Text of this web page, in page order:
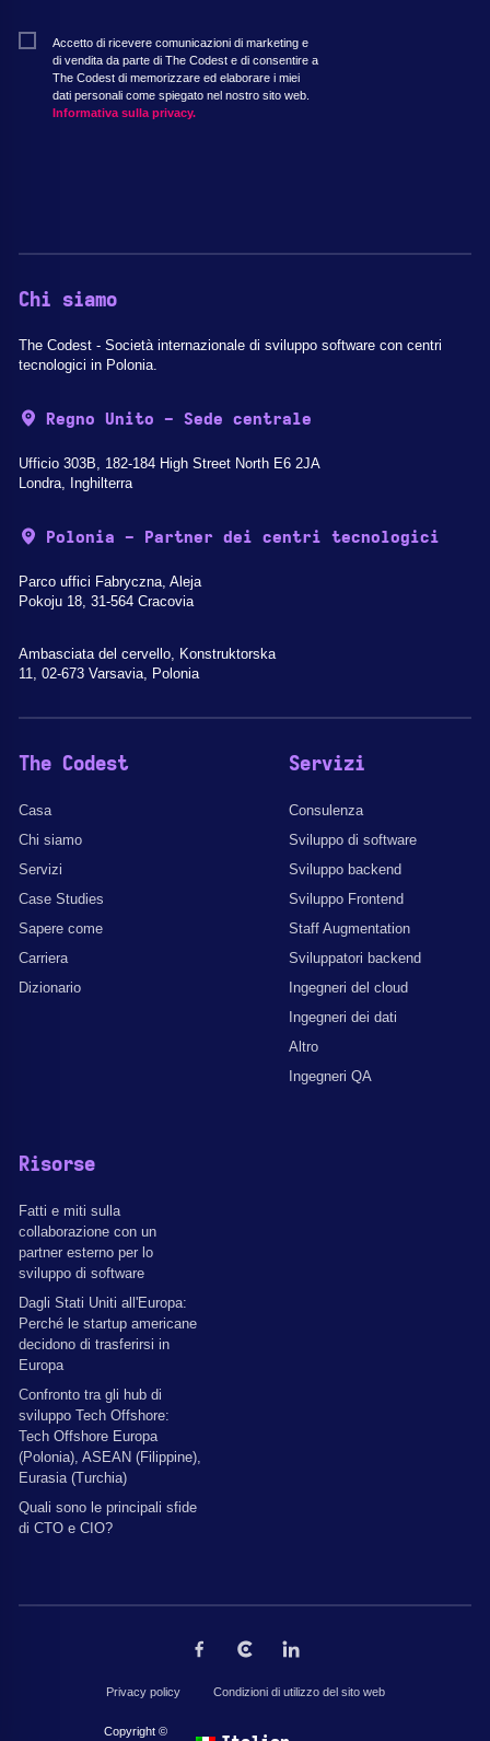
Accetto di ricevere comunicazioni di marketing e
di vendita da parte di The Codest e di consentire a
The Codest di memorizzare ed elaborare i miei
dati personali come spiegato nel nostro sito web.
Informativa sulla privacy.
Chi siamo
The Codest - Società internazionale di sviluppo software con centri
tecnologici in Polonia.
Regno Unito - Sede centrale
Ufficio 303B, 182-184 High Street North E6 2JA
Londra, Inghilterra
Polonia - Partner dei centri tecnologici
Parco uffici Fabryczna, Aleja
Pokoju 18, 31-564 Cracovia
Ambasciata del cervello, Konstruktorska
11, 02-673 Varsavia, Polonia
The Codest
Casa
Chi siamo
Servizi
Case Studies
Sapere come
Carriera
Dizionario
Servizi
Consulenza
Sviluppo di software
Sviluppo backend
Sviluppo Frontend
Staff Augmentation
Sviluppatori backend
Ingegneri del cloud
Ingegneri dei dati
Altro
Ingegneri QA
Risorse
Fatti e miti sulla
collaborazione con un
partner esterno per lo
sviluppo di software
Dagli Stati Uniti all'Europa:
Perché le startup americane
decidono di trasferirsi in
Europa
Confronto tra gli hub di
sviluppo Tech Offshore:
Tech Offshore Europa
(Polonia), ASEAN (Filippine),
Eurasia (Turchia)
Quali sono le principali sfide
di CTO e CIO?
Privacy policy Condizioni di utilizzo del sito web
Copyright © 2026 di The Codest. Tutti i diritti riservati.